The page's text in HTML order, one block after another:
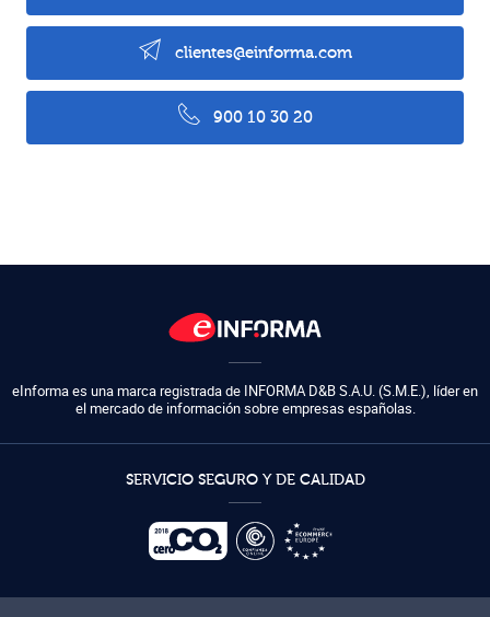
clientes@einforma.com
900 10 30 20
eInforma es una marca registrada de INFORMA D&B S.A.U. (S.M.E.), líder en
el mercado de información sobre empresas españolas.
SERVICIO SEGURO Y DE CALIDAD